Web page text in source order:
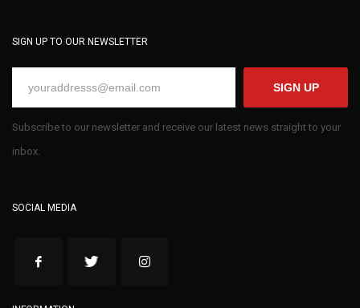
SIGN UP TO OUR NEWSLETTER
SIGN UP
Subscribe to our newsletter and receive our latest news straight to your
inbox.
SOCIAL MEDIA